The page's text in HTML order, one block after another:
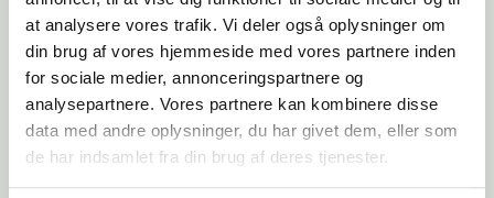
at analysere vores trafik. Vi deler også oplysninger om
din brug af vores hjemmeside med vores partnere inden
for sociale medier, annonceringspartnere og
analysepartnere. Vores partnere kan kombinere disse
data med andre oplysninger, du har givet dem, eller som
de har indsamlet fra din brug af deres tjenester.
Blend indtil pestoen har den ønskede konsistens.
Smag til med salt og evt. mere citronsaft og parmesan.
Tip:Prøv også en af disse dips:Artiskokdip,fetadip, eller
en lækker aioli eller trøfffelmayo.